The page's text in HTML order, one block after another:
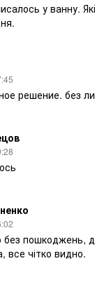
у ванну.
решение. без
без пошкоджень,
все чітко видно.